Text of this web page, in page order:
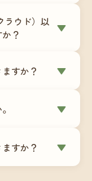
や、過去の帳
決算期のタイ
ラウド）以
？
▼
を導入される
用中の場合は、
すか？ ▼
円〜、年末調
りします。
▼
のヒアリング
ウドの初期設
すか？ ▼